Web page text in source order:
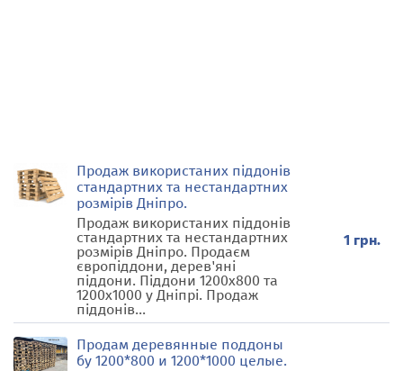
Продаж використаних піддонів
стандартних та нестандартних
розмірів Дніпро.
Продаж використаних піддонів
стандартних та нестандартних
розмірів Дніпро. Продаєм
європіддони, дерев'яні
піддони. Піддони 1200x800 та
1200x1000 у Дніпрі. Продаж
піддонів...
1 грн.
Продам деревянные поддоны
бу 1200*800 и 1200*1000 целые.